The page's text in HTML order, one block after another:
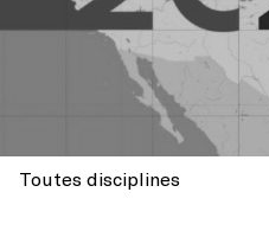
Toutes disciplines